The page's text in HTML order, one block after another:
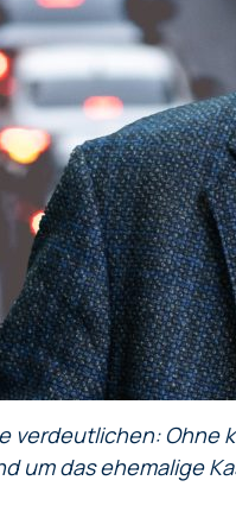
verdeutlichen:Ohne
um das ehemalige